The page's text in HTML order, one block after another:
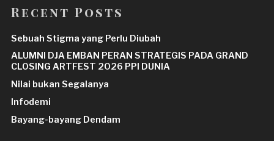
Recent Posts
Sebuah Stigma yang Perlu Diubah
ALUMNI DJA EMBAN PERAN STRATEGIS PADA GRAND
CLOSING ARTFEST 2026 PPI DUNIA
Nilai bukan Segalanya
Infodemi
Bayang-bayang Dendam